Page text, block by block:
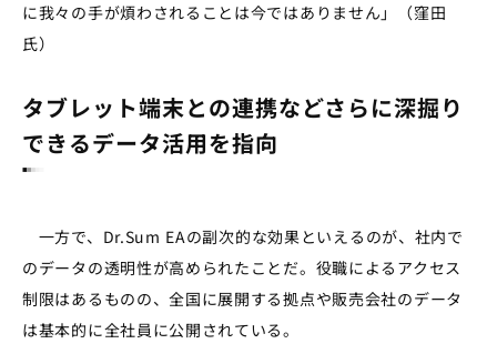
に我々の手が煩わされることは今ではありません」（窪田
氏）
タブレット端末との連携などさらに深掘り
できるデータ活用を指向
一方で、Dr.Sum EAの副次的な効果といえるのが、社内で
のデータの透明性が高められたことだ。役職によるアクセス
制限はあるものの、全国に展開する拠点や販売会社のデータ
は基本的に全社員に公開されている。